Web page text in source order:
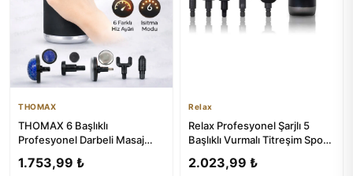
THOMAX
THOMAX 6 Başlıklı
Profesyonel Darbeli Masaj
Aleti
1.753,99 ₺
Relax
Relax Profesyonel Şarjlı 5
Başlıklı Vurmalı Titreşim Spor
2.023,99 ₺